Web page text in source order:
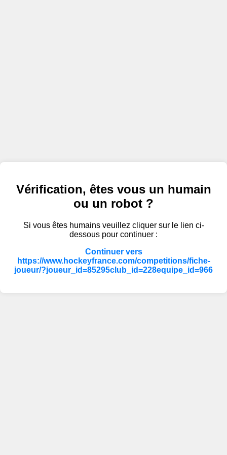
Vérification, êtes vous un humain
ou un robot ?
Si vous êtes humains veuillez cliquer sur le lien ci-
dessous pour continuer :
Continuer vers
https://www.hockeyfrance.com/competitions/fiche-
joueur/?joueur_id=85295club_id=228equipe_id=966